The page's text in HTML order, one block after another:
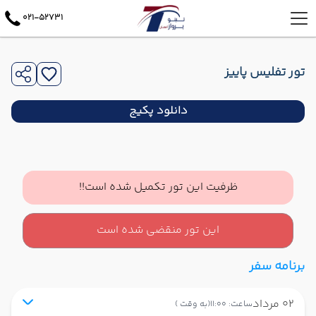
021-52731
تور تفلیس پاییز
دانلود پکیج
ظرفیت این تور تکمیل شده است!!
این تور منقضی شده است
برنامه سفر
02 مرداد ساعت: 11:00 (به وقت )